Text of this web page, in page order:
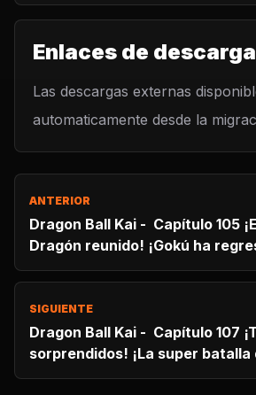
Enlaces de descarga
Las descargas externas
automaticamente desde la
ANTERIOR
Dragon Ball Kai - Capítulo 105
Dragón reunido! ¡Gokú ha
SIGUIENTE
Dragon Ball Kai - Capítulo 107
sorprendidos! ¡La super batalla de Goten y
Trunks!